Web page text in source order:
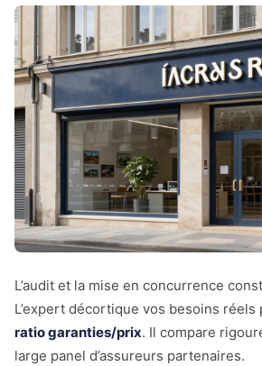
L’audit et la mise en concurrence
L’expert décortique vos besoins réels
ratio garanties/prix. Il compare
large panel d’assureurs partenaires.